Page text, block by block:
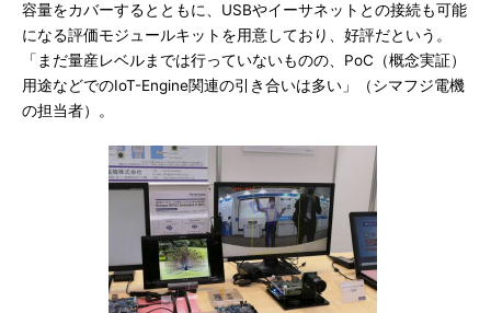
容量をカバーするとともに、USBやイーサネットとの接続も可能
になる評価モジュールキットを用意しており、好評だという。
「まだ量産レベルまでは行っていないものの、PoC（概念実証）
用途などでのIoT-Engine関連の引き合いは多い」（シマフジ電機
の担当者）。